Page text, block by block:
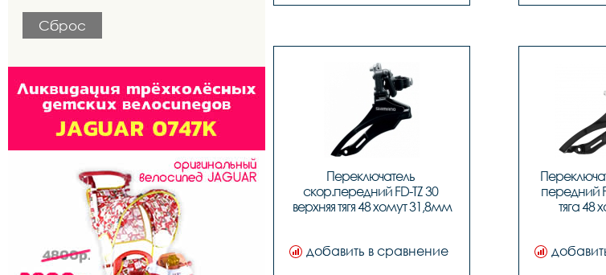
Сброс
Переключатель
скор.передний FD-TZ 30
верхняя тягя 48 хомут 31,8мм
добавить в сравнение
передний
тяга 48